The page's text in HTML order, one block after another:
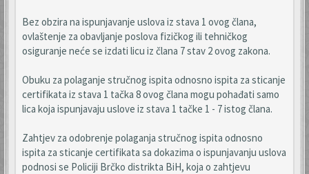
Bez obzira na ispunjavanje uslova iz stava 1 ovog člana,
ovlaštenje za obavljanje poslova fizičkog ili tehničkog
osiguranje neće se izdati licu iz člana 7 stav 2 ovog zakona.
Obuku za polaganje stručnog ispita odnosno ispita za sticanje
certifikata iz stava 1 tačka 8 ovog člana mogu pohađati samo
lica koja ispunjavaju uslove iz stava 1 tačke 1 - 7 istog člana.
Zahtjev za odobrenje polaganja stručnog ispita odnosno
ispita za sticanje certifikata sa dokazima o ispunjavanju uslova
podnosi se Policiji Brčko distrikta BiH, koja o zahtjevu